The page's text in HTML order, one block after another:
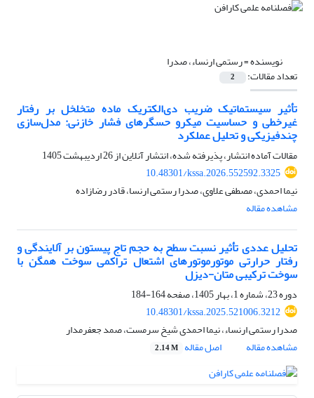
نویسنده =رستمی ارنساء، صدرا
تعداد مقالات: 2
تأثیر سیستماتیک ضریب دی‌الکتریک ماده متخلخل بر رفتار
غیرخطی و حساسیت میکرو حسگرهای فشار خازنی: مدل‌سازی
چندفیزیکی و تحلیل عملکرد
مقالات آماده انتشار، پذیرفته شده، انتشار آنلاین از26 اردیبهشت 1405
10.48301/kssa.2026.552592.3325
نیما احمدی، مصطفی علاوی، صدرا رستمی ارنسا، قادر رضازاده
مشاهده مقاله
تحلیل عددی تأثیر نسبت سطح به حجم تاج پیستون بر آلایندگی و
رفتار حرارتی موتورموتورهای اشتعال تراکمی سوخت همگن با
سوخت ترکیبی متان-دیزل
دوره 23، شماره 1، بهار 1405، صفحه
164-184
10.48301/kssa.2025.521006.3212
صدرا رستمی ارنساء، نیما احمدی شیخ سرمست، صمد جعفرمدار
مشاهده مقاله
اصل مقاله 2.14 M